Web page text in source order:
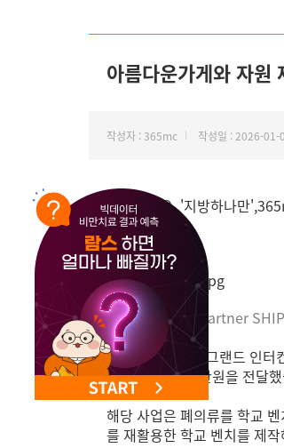
아름다운가게와 자원
작성자 : 365mc 작성일 : 2026-01-
안녕하세요. '지방하나만
<사진 : 365mc Partner
지난 12월 17일, 그랜드 인터
운가게에 4,000만원을 전달
해당 사업은 폐의류를 학교
를 재활용한 학교 벤치를 제